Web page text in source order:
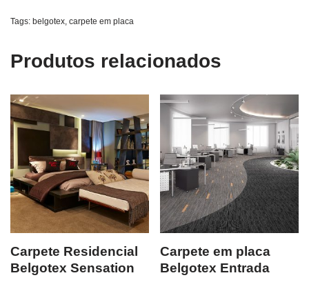
Tags: belgotex, carpete em placa
Produtos relacionados
Carpete Residencial
Belgotex Sensation
Carpete em placa
Belgotex Entrada